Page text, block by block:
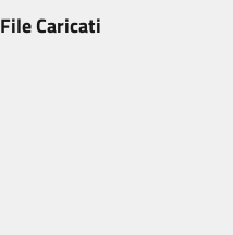
File Caricati